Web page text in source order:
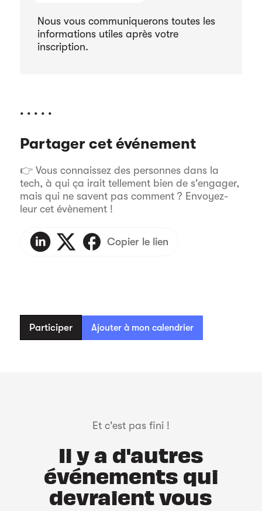
Nous vous communiquerons toutes les
informations utiles après votre
inscription.
. . . . .
Partager cet événement
👉 Vous connaissez des personnes dans la
tech, à qui ça irait tellement bien de s'engager,
mais qui ne savent pas comment ? Envoyez-
leur cet évènement !
Copier le lien
Participer Ajouter à mon calendrier
Et c'est pas fini !
Il y a d'autres
événements qui
devraient vous